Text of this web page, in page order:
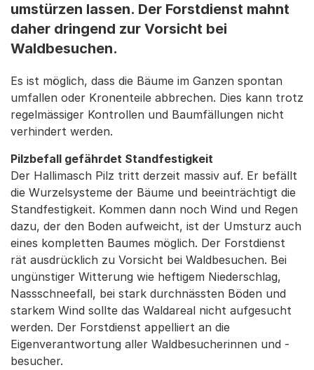
umstürzen lassen. Der Forstdienst mahnt
daher dringend zur Vorsicht bei
Waldbesuchen.
Es ist möglich, dass die Bäume im Ganzen spontan
umfallen oder Kronenteile abbrechen. Dies kann trotz
regelmässiger Kontrollen und Baumfällungen nicht
verhindert werden.
Pilzbefall gefährdet Standfestigkeit
Der Hallimasch Pilz tritt derzeit massiv auf. Er befällt
die Wurzelsysteme der Bäume und beeinträchtigt die
Standfestigkeit. Kommen dann noch Wind und Regen
dazu, der den Boden aufweicht, ist der Umsturz auch
eines kompletten Baumes möglich. Der Forstdienst
rät ausdrücklich zu Vorsicht bei Waldbesuchen. Bei
ungünstiger Witterung wie heftigem Niederschlag,
Nassschneefall, bei stark durchnässten Böden und
starkem Wind sollte das Waldareal nicht aufgesucht
werden. Der Forstdienst appelliert an die
Eigenverantwortung aller Waldbesucherinnen und -
besucher.